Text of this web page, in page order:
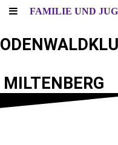
FAMILIE UND